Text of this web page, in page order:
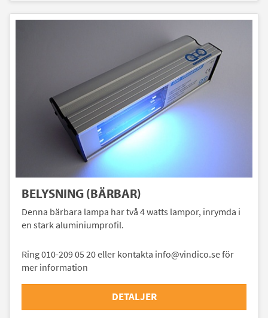
BELYSNING (BÄRBAR)
Denna bärbara lampa har två 4 watts lampor, inrymda i
en stark aluminiumprofil.
Ring 010-209 05 20 eller kontakta info@vindico.se för
mer information
DETALJER